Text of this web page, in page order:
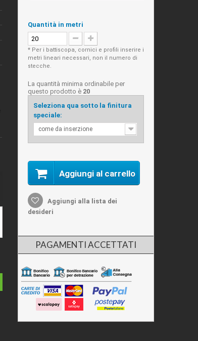
Quantità in metri
* Per i battiscopa, cornici e profili inserire i
metri lineari necessari, non il numero di
stecche.
La quantità minima ordinabile per
questo prodotto è 20
Seleziona qua sotto la finitura
speciale:
come da inserzione
Aggiungi al carrello
Aggiungi alla lista dei
desideri
PAGAMENTI ACCETTATI